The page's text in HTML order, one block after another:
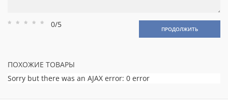
Рейтинг
Рейтинг
Рейтинг
Рейтинг
Рейтинг
0/5 ПРОДОЛЖИТЬ
ПОХОЖИЕ ТОВАРЫ
Sorry but there was an AJAX error: 0 error